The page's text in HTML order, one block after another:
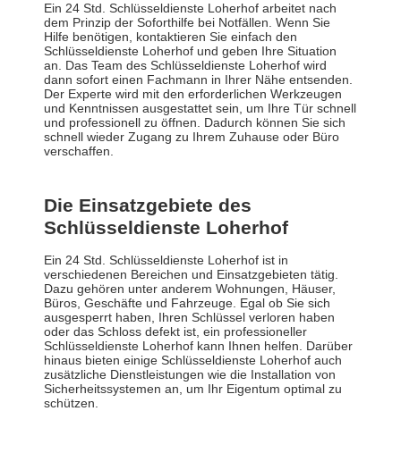
Ein 24 Std. Schlüsseldienste Loherhof arbeitet nach
dem Prinzip der Soforthilfe bei Notfällen. Wenn Sie
Hilfe benötigen, kontaktieren Sie einfach den
Schlüsseldienste Loherhof und geben Ihre Situation
an. Das Team des Schlüsseldienste Loherhof wird
dann sofort einen Fachmann in Ihrer Nähe entsenden.
Der Experte wird mit den erforderlichen Werkzeugen
und Kenntnissen ausgestattet sein, um Ihre Tür schnell
und professionell zu öffnen. Dadurch können Sie sich
schnell wieder Zugang zu Ihrem Zuhause oder Büro
verschaffen.
Die Einsatzgebiete des
Schlüsseldienste Loherhof
Ein 24 Std. Schlüsseldienste Loherhof ist in
verschiedenen Bereichen und Einsatzgebieten tätig.
Dazu gehören unter anderem Wohnungen, Häuser,
Büros, Geschäfte und Fahrzeuge. Egal ob Sie sich
ausgesperrt haben, Ihren Schlüssel verloren haben
oder das Schloss defekt ist, ein professioneller
Schlüsseldienste Loherhof kann Ihnen helfen. Darüber
hinaus bieten einige Schlüsseldienste Loherhof auch
zusätzliche Dienstleistungen wie die Installation von
Sicherheitssystemen an, um Ihr Eigentum optimal zu
schützen.